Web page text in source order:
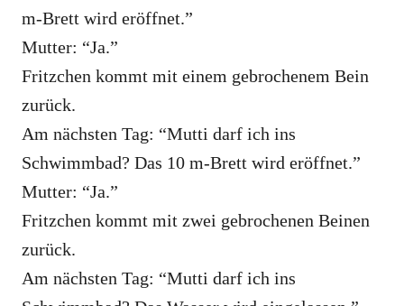
m-Brett wird eröffnet.”
Mutter: “Ja.”
Fritzchen kommt mit einem gebrochenem Bein
zurück.
Am nächsten Tag: “Mutti darf ich ins
Schwimmbad? Das 10 m-Brett wird eröffnet.”
Mutter: “Ja.”
Fritzchen kommt mit zwei gebrochenen Beinen
zurück.
Am nächsten Tag: “Mutti darf ich ins